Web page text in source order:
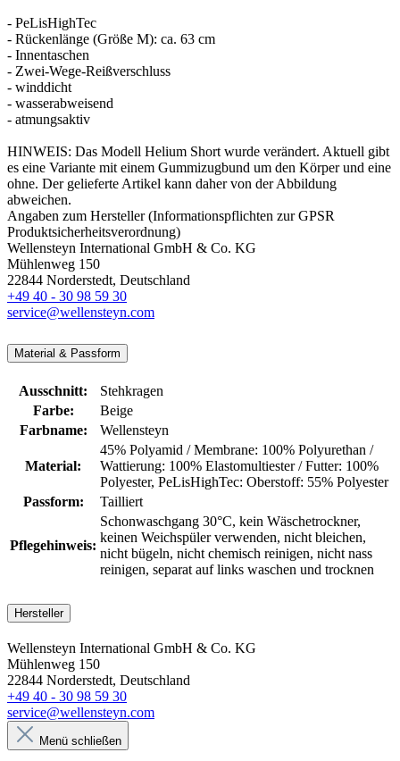
- PeLisHighTec
- Rückenlänge (Größe M): ca. 63 cm
- Innentaschen
- Zwei-Wege-Reißverschluss
- winddicht
- wasserabweisend
- atmungsaktiv
HINWEIS: Das Modell Helium Short wurde verändert. Aktuell gibt
es eine Variante mit einem Gummizugbund um den Körper und eine
ohne. Der gelieferte Artikel kann daher von der Abbildung
abweichen.
Angaben zum Hersteller (Informationspflichten zur GPSR
Produktsicherheitsverordnung)
Wellensteyn International GmbH & Co. KG
Mühlenweg 150
22844 Norderstedt, Deutschland
+49 40 - 30 98 59 30
service@wellensteyn.com
Material & Passform
Ausschnitt:
Stehkragen
Farbe:
Beige
Farbname:
Wellensteyn
Material:
45% Polyamid / Membrane: 100% Polyurethan /
Wattierung: 100% Elastomultiester / Futter: 100%
Polyester, PeLisHighTec: Oberstoff: 55% Polyester
Passform:
Tailliert
Pflegehinweis:
Schonwaschgang 30°C, kein Wäschetrockner,
keinen Weichspüler verwenden, nicht bleichen,
nicht bügeln, nicht chemisch reinigen, nicht nass
reinigen, separat auf links waschen und trocknen
Hersteller
Wellensteyn International GmbH & Co. KG
Mühlenweg 150
22844 Norderstedt, Deutschland
+49 40 - 30 98 59 30
service@wellensteyn.com
Menü schließen